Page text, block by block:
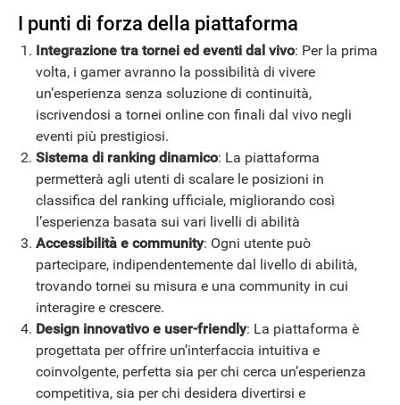
I punti di forza della piattaforma
Integrazione tra tornei ed eventi dal vivo: Per la prima
volta, i gamer avranno la possibilità di vivere
un’esperienza senza soluzione di continuità,
iscrivendosi a tornei online con finali dal vivo negli
eventi più prestigiosi.
Sistema di ranking dinamico: La piattaforma
permetterà agli utenti di scalare le posizioni in
classifica del ranking ufficiale, migliorando così
l’esperienza basata sui vari livelli di abilità
Accessibilità e community: Ogni utente può
partecipare, indipendentemente dal livello di abilità,
trovando tornei su misura e una community in cui
interagire e crescere.
Design innovativo e user-friendly: La piattaforma è
progettata per offrire un’interfaccia intuitiva e
coinvolgente, perfetta sia per chi cerca un’esperienza
competitiva, sia per chi desidera divertirsi e